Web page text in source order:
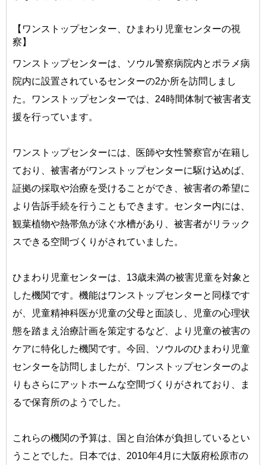
【ワンストップセンター、ひまわり児童センターの視
察】
ワンストップセンターは、ソウル警察病院内とポラメ病
院内に設置されているセンターの2か所を訪問しまし
た。ワンストップセンターでは、24時間体制で被害者支
援を行っています。
ワンストップセンターには、医師や女性警察官が在籍し
ており、被害者がワンストップセンターに駆け込めば、
証拠の採取や治療を受けることができ、被害者の希望に
より告訴手続を行うこともできます。センター内には、
観葉植物や熱帯魚が泳ぐ水槽があり、被害者がリラック
スできる空間づくりがされていました。
ひまわり児童センターは、13歳未満の被害児童を対象と
した機関です。機能はワンストップセンターと同様です
が、児童精神科医が児童の父母と面談し、児童の心理状
態を踏まえ治療計画を策定するなど、より児童の被害の
ケアに特化した機関です。今回、ソウルのひまわり児童
センターを訪問しましたが、ワンストップセンターのよ
りもさらにアットホームな空間づくりがされており、ま
るで保育所のようでした。
これらの機関の予算は、国と自治体が負担しているとい
うことでした。日本では、2010年4月に大阪府松原市の